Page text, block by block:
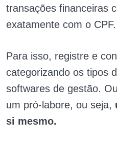
transações financeiras
exatamente com o CPF.
Para isso, registre e
categorizando os tipos
softwares de gestão.
um pró-labore, ou seja,
si mesmo.